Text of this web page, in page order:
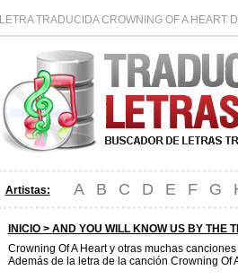
LETRA TRADUCIDA CROWNING OF A HEART
Artistas: A B C D E F G
INICIO > AND YOU WILL KNOW US BY THE
Crowning Of A Heart y otras muchas canciones
Además de la letra de la canción Crowning Of